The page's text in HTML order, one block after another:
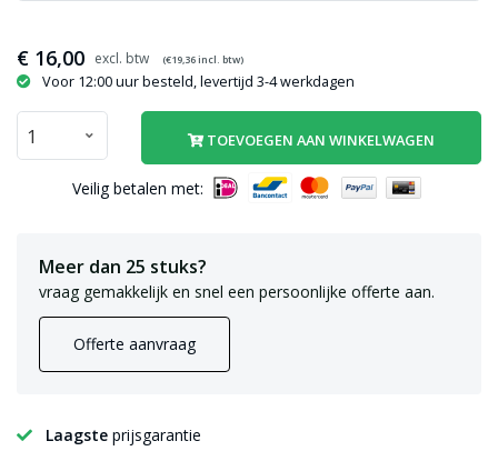
€ 16,00 (€19,36incl. btw)
Voor 12:00 uur besteld, levertijd 3-4 werkdagen
TOEVOEGEN AAN WINKELWAGEN
Veilig betalen met:
Meer dan 25 stuks?
vraag gemakkelijk en snel een persoonlijke offerte aan.
Offerte aanvraag
Laagste prijsgarantie